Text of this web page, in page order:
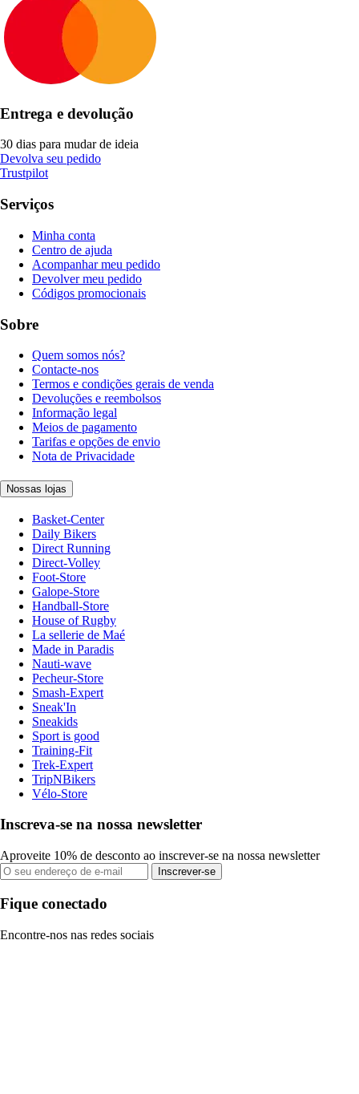
Entrega e devolução
30 dias para mudar de ideia
Devolva seu pedido
Trustpilot
Serviços
Minha conta
Centro de ajuda
Acompanhar meu pedido
Devolver meu pedido
Códigos promocionais
Sobre
Quem somos nós?
Contacte-nos
Termos e condições gerais de venda
Devoluções e reembolsos
Informação legal
Meios de pagamento
Tarifas e opções de envio
Nota de Privacidade
Nossas lojas
Basket-Center
Daily Bikers
Direct Running
Direct-Volley
Foot-Store
Galope-Store
Handball-Store
House of Rugby
La sellerie de Maé
Made in Paradis
Nauti-wave
Pecheur-Store
Smash-Expert
Sneak'In
Sneakids
Sport is good
Training-Fit
Trek-Expert
TripNBikers
Vélo-Store
Inscreva-se na nossa newsletter
Aproveite 10% de desconto ao inscrever-se na nossa newsletter
Inscrever-se
Fique conectado
Encontre-nos nas redes sociais